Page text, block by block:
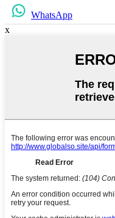
WhatsApp
x